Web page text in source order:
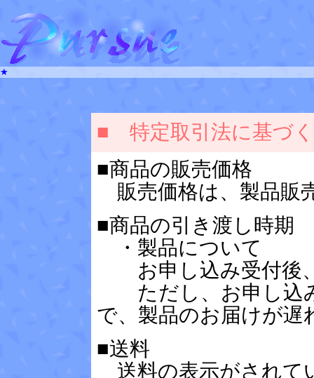
★
■ 特定取引法に基づ
■商品の販売価格
販売価格は、製品販
■商品の引き渡し時期
・製品について
お申し込み受付後、
ただし、お申し込
で、製品のお届けが
■送料
送料の表示がされて